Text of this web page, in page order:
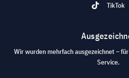
TikTok
Wir wurden mehrfach ausgezeichnet –
Service.